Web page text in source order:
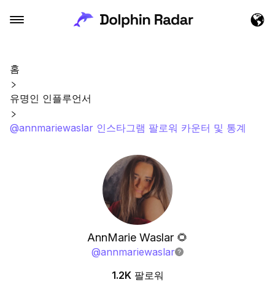
홈
유명인 인플루언서
@annmariewaslar 인스타그램 팔로워 카운터 및 통계
AnnMarie Waslar 🌻
@annmariewaslar
1.2K 팔로워